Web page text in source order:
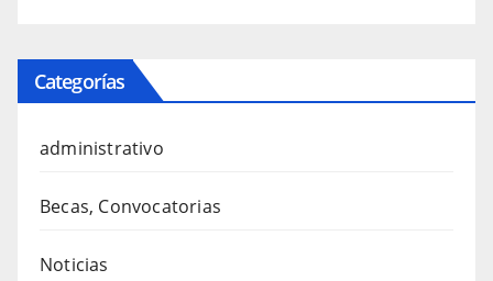
Categorías
administrativo
Becas, Convocatorias
Noticias